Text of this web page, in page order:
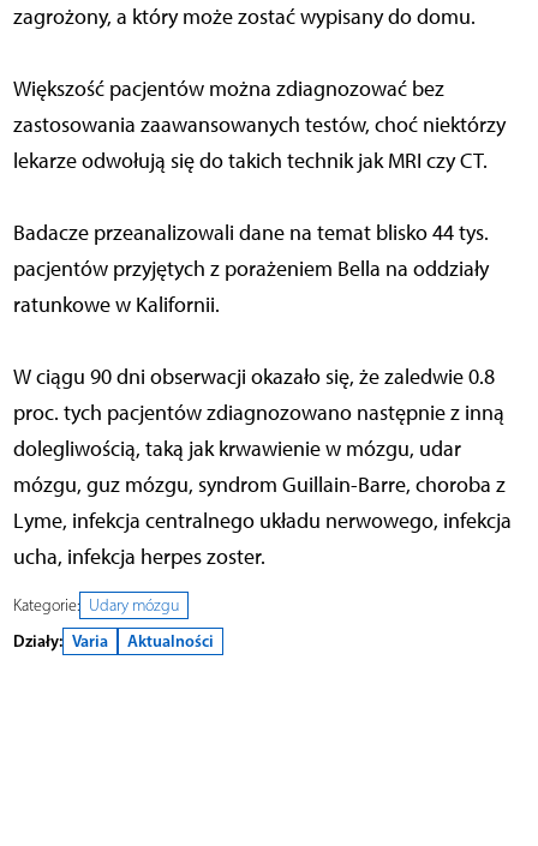
zagrożony, a który może zostać wypisany do domu.
Większość pacjentów można zdiagnozować bez
zastosowania zaawansowanych testów, choć niektórzy
lekarze odwołują się do takich technik jak MRI czy CT.
Badacze przeanalizowali dane na temat blisko 44 tys.
pacjentów przyjętych z porażeniem Bella na oddziały
ratunkowe w Kalifornii.
W ciągu 90 dni obserwacji okazało się, że zaledwie 0.8
proc. tych pacjentów zdiagnozowano następnie z inną
dolegliwością, taką jak krwawienie w mózgu, udar
mózgu, guz mózgu, syndrom Guillain-Barre, choroba z
Lyme, infekcja centralnego układu nerwowego, infekcja
ucha, infekcja herpes zoster.
Kategorie: Udary mózgu
Działy: Varia Aktualności